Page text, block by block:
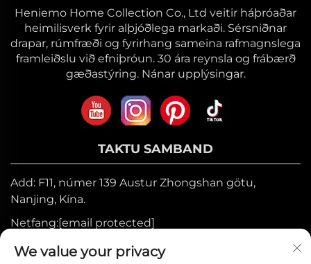
Heniemo Home Collection Co., Ltd veitir háþróaðar
heimilisverk fyrir alþjóðlega markaði. Sérsniðnar
drapar, rúmfræði og fyrirhang sameina rafmagnslega
framleiðslu við efniþróun. 30 ára reynsla og frábærð
gæðastýring. Nánar upplýsingar.
TAKTU SAMBAND
Add: F11, númer 139 Austur Zhongshan götu,
Nanjing, Kína.
Netfang:[email protected]
Farsími:+86-17327710449
We value your privacy